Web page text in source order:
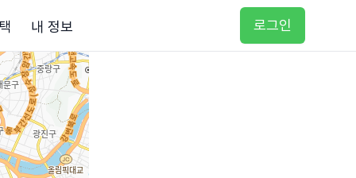
내 정보 로그인